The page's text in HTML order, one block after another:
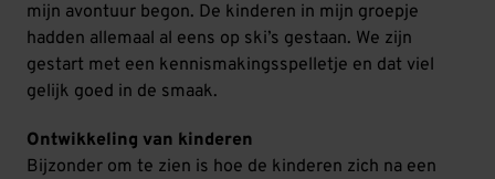
mijn avontuur begon. De kinderen in mijn groepje
hadden allemaal al eens op ski’s gestaan. We zijn
gestart met een kennismakingsspelletje en dat viel
gelijk goed in de smaak.
Ontwikkeling van kinderen
Bijzonder om te zien is hoe de kinderen zich na een